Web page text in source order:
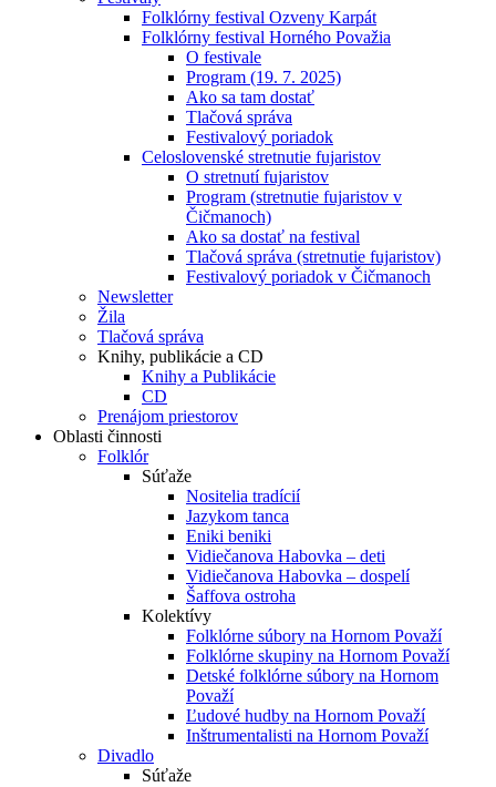
Folklórny festival Ozveny Karpát
Folklórny festival Horného Považia
O festivale
Program (19. 7. 2025)
Ako sa tam dostať
Tlačová správa
Festivalový poriadok
Celoslovenské stretnutie fujaristov
O stretnutí fujaristov
Program (stretnutie fujaristov v
Čičmanoch)
Ako sa dostať na festival
Tlačová správa (stretnutie fujaristov)
Festivalový poriadok v Čičmanoch
Newsletter
Žila
Tlačová správa
Knihy, publikácie a CD
Knihy a Publikácie
CD
Prenájom priestorov
Oblasti činnosti
Folklór
Súťaže
Nositelia tradícií
Jazykom tanca
Eniki beniki
Vidiečanova Habovka – deti
Vidiečanova Habovka – dospelí
Šaffova ostroha
Kolektívy
Folklórne súbory na Hornom Považí
Folklórne skupiny na Hornom Považí
Detské folklórne súbory na Hornom
Považí
Ľudové hudby na Hornom Považí
Inštrumentalisti na Hornom Považí
Divadlo
Súťaže